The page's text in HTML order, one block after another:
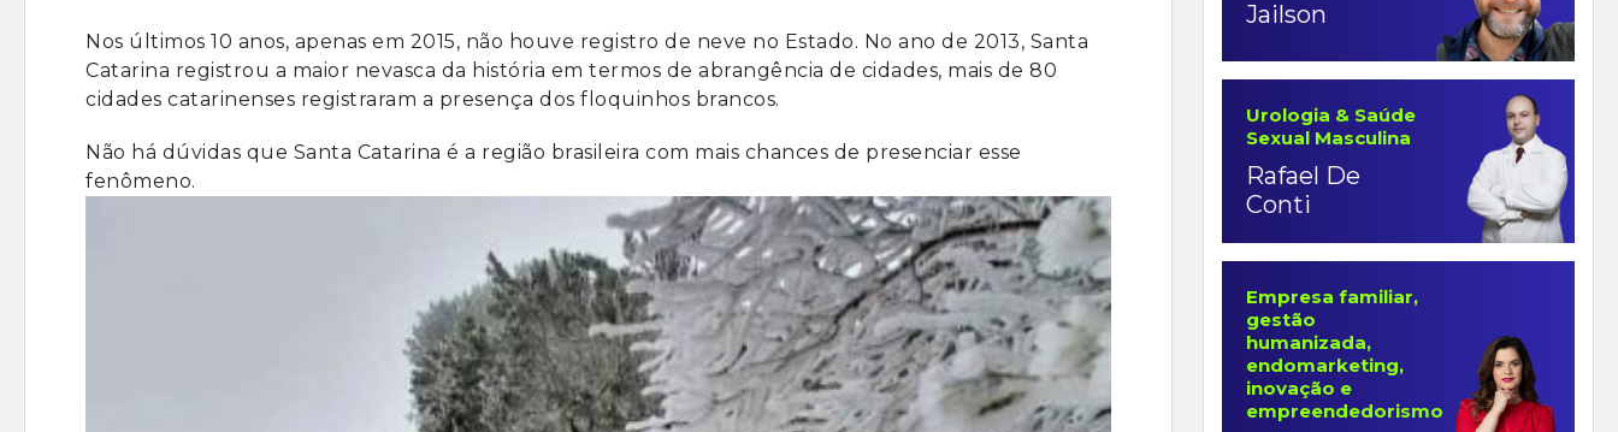
Nos últimos 10 anos, apenas em 2015, não houve registro de neve no Estado. No ano de 2013, Santa
Catarina registrou a maior nevasca da história em termos de abrangência de cidades, mais de 80
cidades catarinenses registraram a presença dos floquinhos brancos.
Não há dúvidas que Santa Catarina é a região brasileira com mais chances de presenciar esse
fenômeno.
Jailson
Urologia & Saúde
Sexual Masculina
Rafael De
Conti
Empresa familiar,
gestão
humanizada,
endomarketing,
inovação e
empreendedorismo